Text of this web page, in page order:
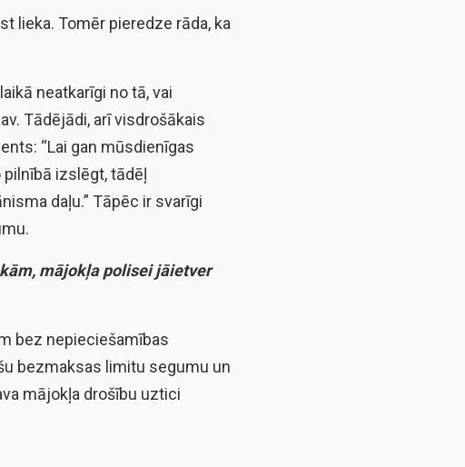
lieka. Tomēr pieredze rāda, ka
neatkarīgi no tā, vai
Tādējādi, arī visdrošākais
“Lai gan mūsdienīgas
izslēgt, tādēļ
daļu.” Tāpēc ir svarīgi
mājokļa polisei jāietver
bez nepieciešamības
bezmaksas limitu segumu un
mājokļa drošību uztici